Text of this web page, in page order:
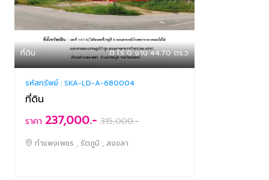
ที่ดิน 0 ไร่ 0 งาน 44.70 ตร.ว
รหัสทรัพย์ : SKA-LD-A-680004
ที่ดิน
ราคา 237,000.- 315,000.-
กำแพงเพชร , รัตภูมิ , สงขลา